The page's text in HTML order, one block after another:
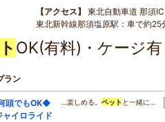
アクセス
東北自動車道 那須
東北新幹線那須塩原駅：車で約25
OK(有料)・ケージ
ラン
頭でもOK◆
イロライド
…楽しめる。 ペット と一緒に…